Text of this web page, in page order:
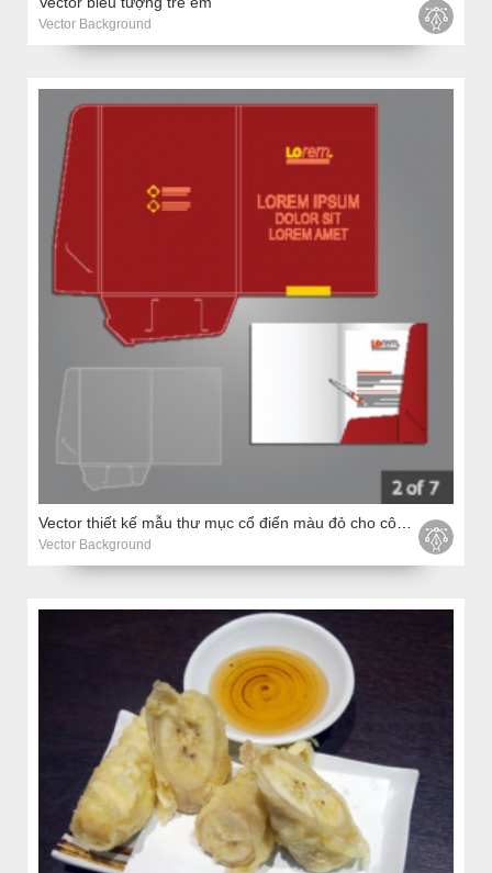
Vector Background
Vector thiết kế mẫu thư mục cổ điển màu đỏ cho công ty với màu vàng trung tâm
Vector Background